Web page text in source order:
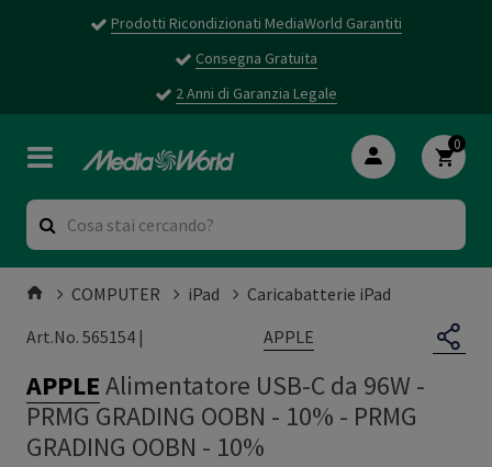
Prodotti Ricondizionati MediaWorld Garantiti
Consegna Gratuita
2 Anni di Garanzia Legale
0
COMPUTER iPad
Caricabatterie iPad
Art.No. 565154 |
APPLE
APPLEAlimentatore USB-C da 96W -
PRMG GRADING OOBN - 10% - PRMG
GRADING OOBN - 10%